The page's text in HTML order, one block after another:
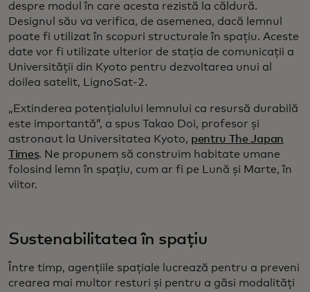
despre modul în care acesta rezistă la căldură.
Designul său va verifica, de asemenea, dacă lemnul
poate fi utilizat în scopuri structurale în spațiu. Aceste
date vor fi utilizate ulterior de stația de comunicații a
Universității din Kyoto pentru dezvoltarea unui al
doilea satelit, LignoSat-2.
„Extinderea potențialului lemnului ca resursă durabilă
este importantă”, a spus Takao Doi, profesor și
astronaut la Universitatea Kyoto, pentru The Japan
Times. Ne propunem să construim habitate umane
folosind lemn în spațiu, cum ar fi pe Lună și Marte, în
viitor.
Sustenabilitatea în spațiu
Între timp, agențiile spațiale lucrează pentru a preveni
crearea mai multor resturi și pentru a găsi modalități